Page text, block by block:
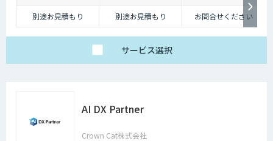
別途お見積もり
別途お見積もり お問合せください
サービス選択
AI DX Partner
Crown Cat株式会社